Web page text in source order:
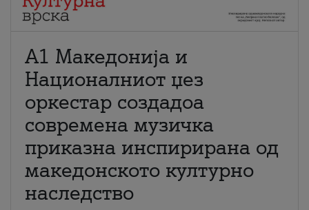
А1 Македонија и
Националниот џез
оркестар создадоа
современа музичка
приказна инспирирана од
македонското културно
наследство